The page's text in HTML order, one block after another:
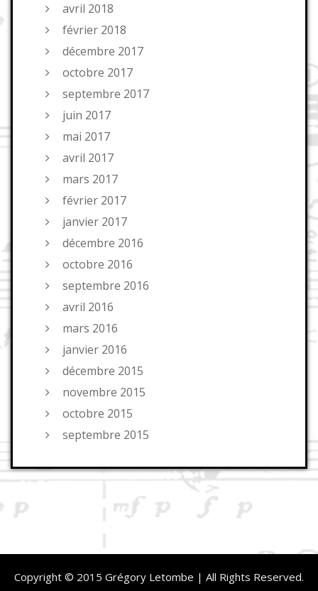
avril 2018
février 2018
décembre 2017
octobre 2017
septembre 2017
juin 2017
mai 2017
avril 2017
mars 2017
février 2017
janvier 2017
décembre 2016
octobre 2016
septembre 2016
avril 2016
mars 2016
janvier 2016
décembre 2015
novembre 2015
octobre 2015
septembre 2015
Copyright © 2015 Grégory Letombe | All Rights Reserved.